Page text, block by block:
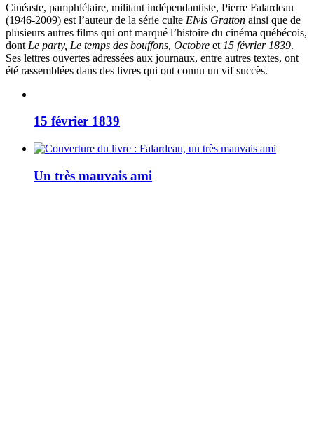
Cinéaste, pamphlétaire, militant indépendantiste, Pierre Falardeau
(1946-2009) est l’auteur de la série culte Elvis Gratton ainsi que de
plusieurs autres films qui ont marqué l’histoire du cinéma québécois,
dont Le party, Le temps des bouffons, Octobre et 15 février 1839.
Ses lettres ouvertes adressées aux journaux, entre autres textes, ont
été rassemblées dans des livres qui ont connu un vif succès.
15 février 1839
Un très mauvais ami